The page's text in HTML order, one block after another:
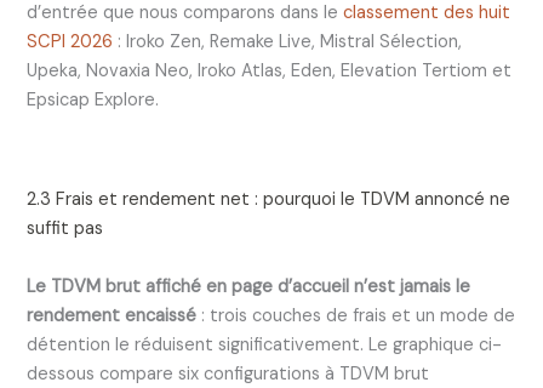
d’entrée que nous comparons dans leclassement des huit
SCPI 2026 : Iroko Zen, Remake Live, Mistral Sélection,
Upeka, Novaxia Neo, Iroko Atlas, Eden, Elevation Tertiom et
Epsicap Explore.
2.3 Frais et rendement net : pourquoi le TDVM annoncé ne
suffit pas
Le TDVM brut affiché en page d’accueil n’est jamais le
rendement encaissé : trois couches de frais et un mode de
détention le réduisent significativement. Le graphique ci-
dessous compare six configurations à TDVM brut